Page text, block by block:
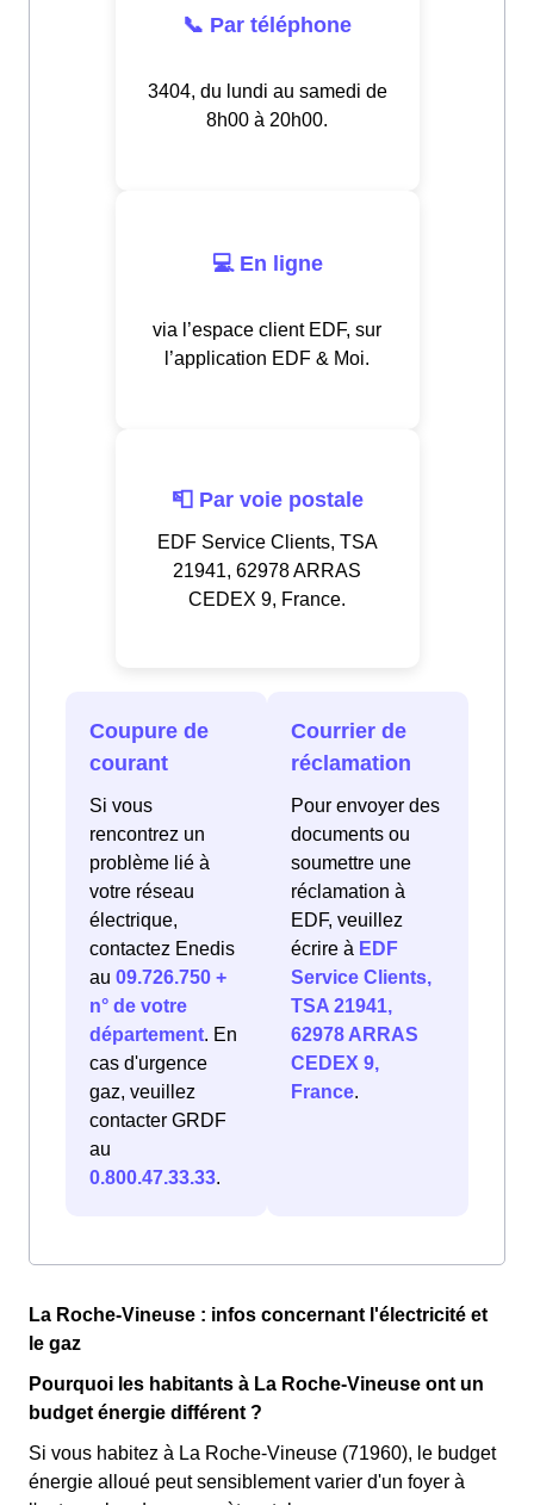
📞 Par téléphone
3404, du lundi au samedi de
8h00 à 20h00.
💻 En ligne
via l’espace client EDF, sur
l’application EDF & Moi.
📮 Par voie postale
EDF Service Clients, TSA
21941, 62978 ARRAS
CEDEX 9, France.
Coupure de
courant
Si vous
rencontrez un
problème lié à
votre réseau
électrique,
contactez Enedis
au 09.726.750 +
n° de votre
département. En
cas d'urgence
gaz, veuillez
contacter GRDF
au
0.800.47.33.33.
Courrier de
réclamation
Pour envoyer des
documents ou
soumettre une
réclamation à
EDF, veuillez
écrire à EDF
Service Clients,
TSA 21941,
62978 ARRAS
CEDEX 9,
France.
La Roche-Vineuse : infos concernant l'électricité et
le gaz
Pourquoi les habitants à La Roche-Vineuse ont un
budget énergie différent ?
Si vous habitez à La Roche-Vineuse (71960), le budget
énergie alloué peut sensiblement varier d'un foyer à